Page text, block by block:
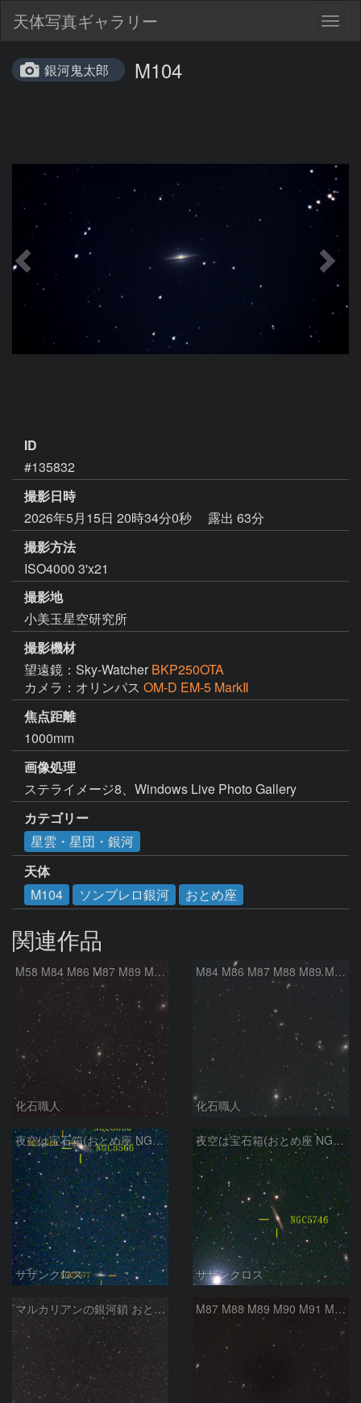
天体写真ギャラリー
銀河鬼太郎 M104
ID
#135832
撮影日時
2026年5月15日 20時34分0秒
露出 63分
撮影方法
ISO4000 3'x21
撮影地
小美玉星空研究所
撮影機材
望遠鏡：Sky-Watcher BKP250OTA
カメラ：オリンパス OM-D EM-5 MarkⅡ
焦点距離
1000mm
画像処理
ステライメージ8、Windows Live Photo Gallery
カテゴリー
星雲・星団・銀河
天体
M104
ソンブレロ銀河 おとめ座
関連作品
M58 M84 M86 M87 M89 M90 マルカリアンの銀河鎖 おとめ座 かみのけ座
化石職人
M84 M86 M87 M88 M89 M90 M91 マルカリアンの銀河鎖 おとめ座 かみのけ座
化石職人
夜空は宝石箱(おとめ座 NGC5566) Seestar50
サザンクロス
夜空は宝石箱(おとめ座 NGC5746) Seestar50
サザンクロス
マルカリアンの銀河鎖 おとめ座・ かみのけ座の銀河 M87 M88 M89 M90 M91 M100 マルカリアンの銀河鎖 おとめ座 かみのけ座